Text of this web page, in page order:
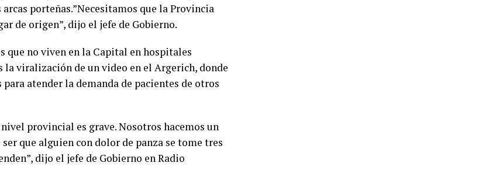
porteñas.”Necesitamos que la Provincia
de origen”, dijo el jefe de Gobierno.
que no viven en la Capital en hospitales
la viralización de un video en el Argerich, donde
atender la demanda de pacientes de otros
provincial es grave. Nosotros hacemos un
que alguien con dolor de panza se tome tres
dijo el jefe de Gobierno en Radio